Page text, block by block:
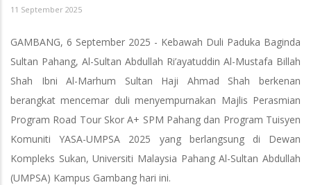
11 September 2025
GAMBANG, 6 September 2025 - Kebawah Duli Paduka Baginda
Sultan Pahang, Al-Sultan Abdullah Ri’ayatuddin Al-Mustafa Billah
Shah Ibni Al-Marhum Sultan Haji Ahmad Shah berkenan
berangkat mencemar duli menyempurnakan Majlis Perasmian
Program Road Tour Skor A+ SPM Pahang dan Program Tuisyen
Komuniti YASA-UMPSA 2025 yang berlangsung di Dewan
Kompleks Sukan, Universiti Malaysia Pahang Al-Sultan Abdullah
(UMPSA) Kampus Gambang hari ini.